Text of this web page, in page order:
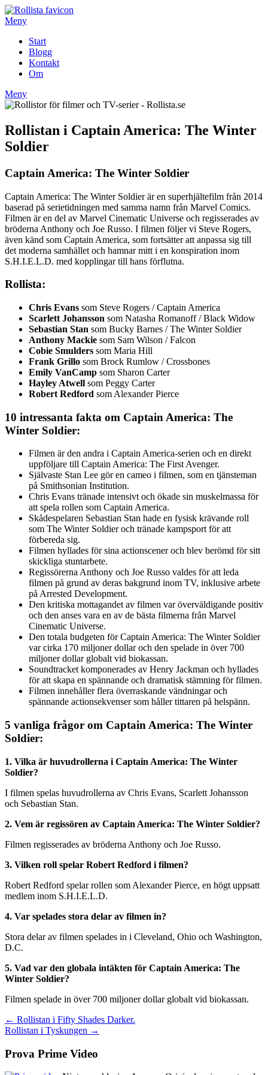
Hoppa
till
Meny
Start
Blogg
Kontakt
Om
Meny
Rollistan i Captain America: The Winter
Soldier
Captain America: The Winter Soldier
Captain America: The Winter Soldier är en superhjältefilm från 2014
baserad på serietidningen med samma namn från Marvel Comics.
Filmen är en del av Marvel Cinematic Universe och regisserades av
bröderna Anthony och Joe Russo. I filmen följer vi Steve Rogers,
även känd som Captain America, som fortsätter att anpassa sig till
det moderna samhället och hamnar mitt i en konspiration inom
S.H.I.E.L.D. med kopplingar till hans förflutna.
Rollista:
Chris Evans som Steve Rogers / Captain America
Scarlett Johansson som Natasha Romanoff / Black Widow
Sebastian Stan som Bucky Barnes / The Winter Soldier
Anthony Mackie som Sam Wilson / Falcon
Cobie Smulders som Maria Hill
Frank Grillo som Brock Rumlow / Crossbones
Emily VanCamp som Sharon Carter
Hayley Atwell som Peggy Carter
Robert Redford som Alexander Pierce
10 intressanta fakta om Captain America: The
Winter Soldier:
Filmen är den andra i Captain America-serien och en direkt
uppföljare till Captain America: The First Avenger.
Självaste Stan Lee gör en cameo i filmen, som en tjänsteman
på Smithsonian Institution.
Chris Evans tränade intensivt och ökade sin muskelmassa för
att spela rollen som Captain America.
Skådespelaren Sebastian Stan hade en fysisk krävande roll
som The Winter Soldier och tränade kampsport för att
förbereda sig.
Filmen hyllades för sina actionscener och blev berömd för sitt
skickliga stuntarbete.
Regissörerna Anthony och Joe Russo valdes för att leda
filmen på grund av deras bakgrund inom TV, inklusive arbete
på Arrested Development.
Den kritiska mottagandet av filmen var överväldigande positiv
och den anses vara en av de bästa filmerna från Marvel
Cinematic Universe.
Den totala budgeten för Captain America: The Winter Soldier
var cirka 170 miljoner dollar och den spelade in över 700
miljoner dollar globalt vid biokassan.
Soundtracket komponerades av Henry Jackman och hyllades
för att skapa en spännande och dramatisk stämning för filmen.
Filmen innehåller flera överraskande vändningar och
spännande actionsekvenser som håller tittaren på helspänn.
5 vanliga frågor om Captain America: The Winter
Soldier:
1. Vilka är huvudrollerna i Captain America: The Winter
Soldier?
I filmen spelas huvudrollerna av Chris Evans, Scarlett Johansson
och Sebastian Stan.
2. Vem är regissören av Captain America: The Winter Soldier?
Filmen regisserades av bröderna Anthony och Joe Russo.
3. Vilken roll spelar Robert Redford i filmen?
Robert Redford spelar rollen som Alexander Pierce, en högt uppsatt
medlem inom S.H.I.E.L.D.
4. Var spelades stora delar av filmen in?
Stora delar av filmen spelades in i Cleveland, Ohio och Washington,
D.C.
5. Vad var den globala intäkten för Captain America: The
Winter Soldier?
Filmen spelade in över 700 miljoner dollar globalt vid biokassan.
Inläggsnavigering
← Rollistan i Fifty Shades Darker.
Rollistan i Tyskungen →
Prova Prime Video